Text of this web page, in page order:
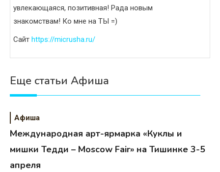
увлекающаяся, позитивная! Рада новым
знакомствам! Ко мне на ТЫ =)
Сайт https://micrusha.ru/
Еще статьи Афиша
Афиша
Международная арт-ярмарка «Куклы и
мишки Тедди – Moscow Fair» на Тишинке 3-5
апреля